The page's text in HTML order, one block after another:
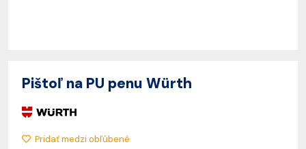
Pištoľ na PU penu Würth
Pridať medzi obľúbené